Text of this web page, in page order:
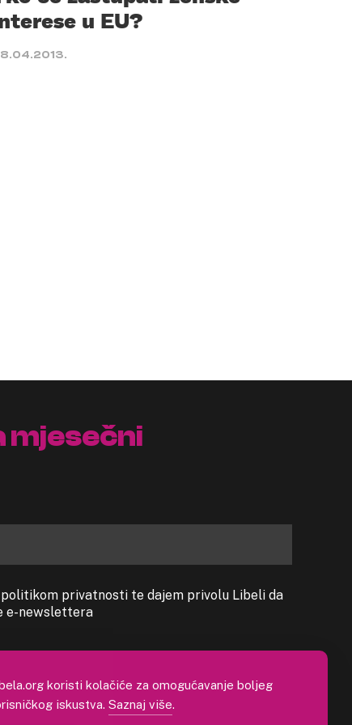
u EU?
mjesečni
privatnosti te dajem privolu Libeli da
e-newslettera
koristi kolačiće za omogućavanje boljeg
iskustva. Saznaj više.